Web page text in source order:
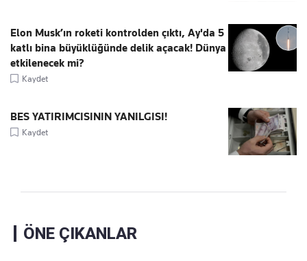
Elon Musk’ın roketi kontrolden çıktı, Ay'da 5
katlı bina büyüklüğünde delik açacak! Dünya
etkilenecek mi?
Kaydet
BES YATIRIMCISININ YANILGISI!
Kaydet
ÖNE ÇIKANLAR